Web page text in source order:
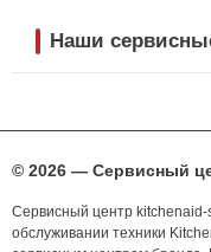
Наши
© 2026 — Сервисный
Сервисный центр kitchenaid-
обслуживании техники